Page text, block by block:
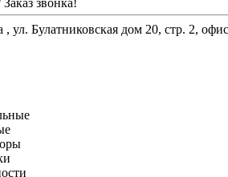
Заказ звонка!
, ул. Булатниковская дом 20, стр. 2,